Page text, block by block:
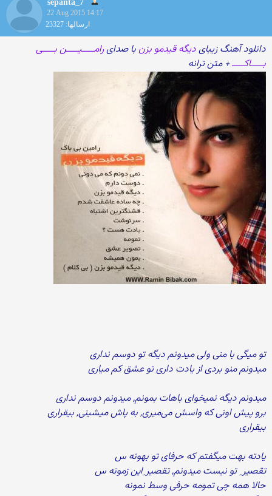
sepanta_7
22 Aug 2015 14:17
ارسالها: 23327
دانلود آهنگ زیبایدیگه قیدمو بزن با صدایرامـــــیـــــن بـــــی
بـــــاکـــــ+ متن ترانه
تو میگی با منی ولی میدونم دیگه تو دوسم نداری
میدونم منو بردی از یادت داری تو عشق کم میاری
میدونم دیگه نمیخوای باهات بمونم, میدونم دوسم نداری
برو پیش اونی که واسش می‌میری, به پاش میشینی, بیقراری
بیقراری
یادته بهت میگفتم که حرفای تو بهونه س
تقصیر ِ تو نیست میدونم, تقصیر ِاین زمونه س
حالا همه چی تمومه حرفی وسط نمونه